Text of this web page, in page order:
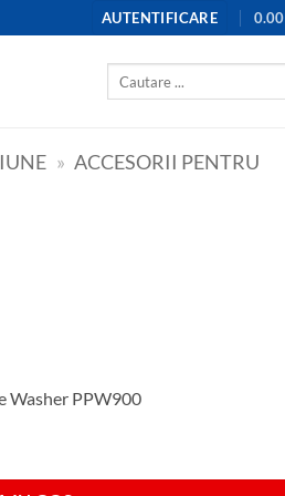
AUTENTIFICARE 0.00
» ACCESORII PENTRU
Washer PPW900